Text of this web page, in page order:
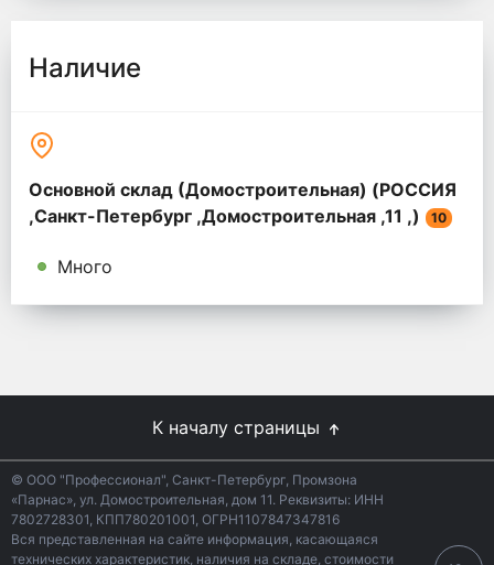
Наличие
Основной склад (Домостроительная) (РОССИЯ
,Санкт-Петербург ,Домостроительная ,11 ,)
10
Много
К началу страницы
© ООО "Профессионал", Санкт-Петербург, Промзона
«Парнас», ул. Домостроительная, дом 11. Реквизиты: ИНН
7802728301, КПП780201001, ОГРН1107847347816
Вся представленная на сайте информация, касающаяся
технических характеристик, наличия на складе, стоимости